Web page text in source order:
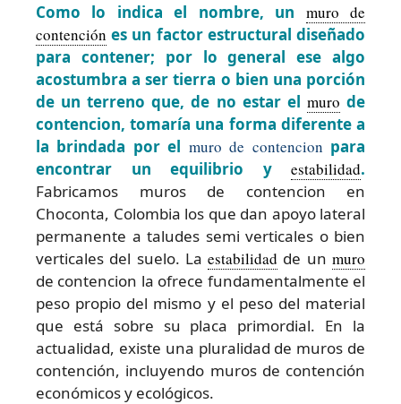
Como lo indica el nombre, un muro de
contención es un factor estructural diseñado
para contener; por lo general ese algo
acostumbra a ser tierra o bien una porción
de un terreno que, de no estar el muro de
contencion, tomaría una forma diferente a
la brindada por el muro de contencion para
encontrar un equilibrio y estabilidad.
Fabricamos muros de contencion en
Choconta, Colombia los que dan apoyo lateral
permanente a taludes semi verticales o bien
verticales del suelo. Laestabilidad de unmuro
de contencion la ofrece fundamentalmente el
peso propio del mismo y el peso del material
que está sobre su placa primordial. En la
actualidad, existe una pluralidad de muros de
contención, incluyendo muros de contención
económicos y ecológicos.